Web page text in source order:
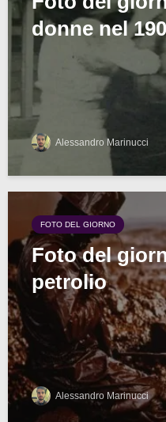
donne nel
Alessandro Marinucci
FOTO DEL GIORNO
Foto del
petrolio
Alessandro Marinucci